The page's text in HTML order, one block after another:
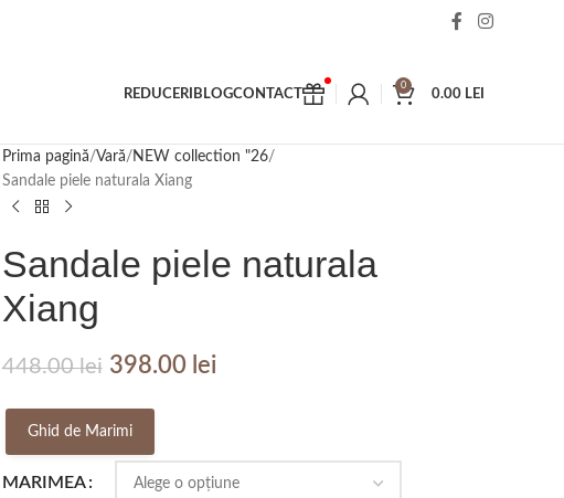
REDUCERI BLOGCONTACT
0
0.00 LEI
Prima pagină Vară
NEW collection "26
Sandale piele naturala Xiang
Sandale piele naturala
Xiang
448.00lei 398.00 lei
Ghid de Marimi
MARIMEA